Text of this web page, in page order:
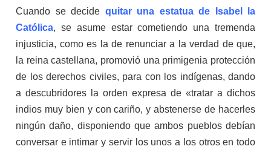
Cuando se decide quitar una estatua de Isabel la
Católica, se asume estar cometiendo una tremenda
injusticia, como es la de renunciar a la verdad de que,
la reina castellana, promovió una primigenia protección
de los derechos civiles, para con los indígenas, dando
a descubridores la orden expresa de «tratar a dichos
indios muy bien y con cariño, y abstenerse de hacerles
ningún daño, disponiendo que ambos pueblos debían
conversar e intimar y servir los unos a los otros en todo